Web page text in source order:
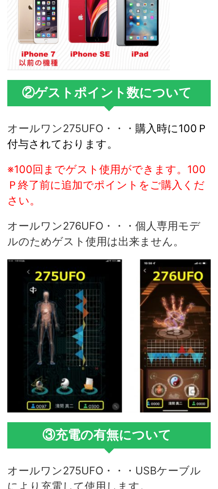
②ゲストポイント数について
オールワン275UFO・・・ 購入時に100Ｐ
付与されております。
※100回までゲスト使用ができます。100
Ｐ終了前に追加でポイントをご購入くだ
さい。
オールワン276UFO・・・個人専用モデ
ルのためゲスト使用は出来ません。
③充電の有無について
オールワン275UFO・・・USBケーブル
により充電して使用します。